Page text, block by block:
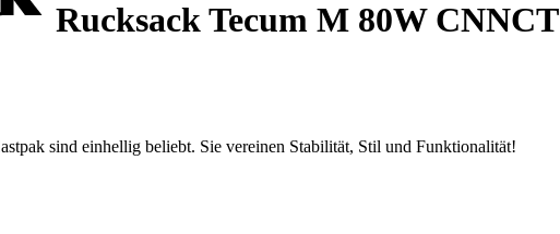
Rucksack Tecum M 80W CNNCT
sind einhellig beliebt. Sie vereinen Stabilität, Stil und Funktionalität!